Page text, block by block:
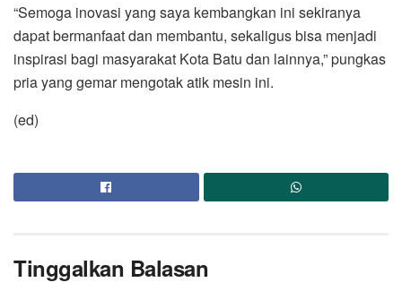
“Semoga inovasi yang saya kembangkan ini sekiranya
dapat bermanfaat dan membantu, sekaligus bisa menjadi
inspirasi bagi masyarakat Kota Batu dan lainnya,” pungkas
pria yang gemar mengotak atik mesin ini.
(ed)
Tinggalkan Balasan